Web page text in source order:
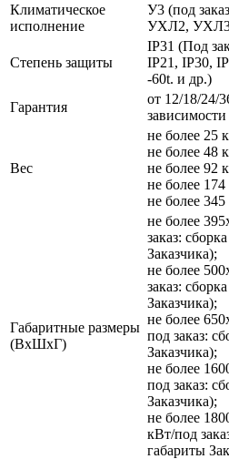
Климатическое
исполнение
У3 (под
УХЛ2,
Степень защиты
IP31 (Под
IP21, IP30,
-60t. и др.)
Гарантия
от 12/18/24/
Вес
не более 25
не более 48
не более 92
не более
не более
Габаритные размеры
(ВхШхГ)
не более
заказ:
Заказчика);
не более
заказ:
Заказчика);
не более
под заказ:
Заказчика);
не более
под заказ:
Заказчика);
не более
кВт/под
габариты